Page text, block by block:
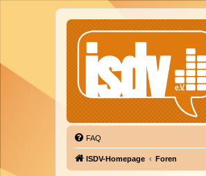
FAQ
ISDV-Homepage Foren